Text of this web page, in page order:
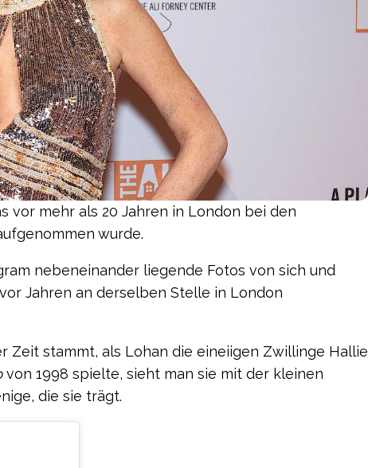
vor mehr als 20 Jahren in London bei den
wurde.
nebeneinander liegende Fotos von sich und
Jahren an derselben Stelle in London
Zeit stammt, als Lohan die eineiigen Zwillinge Hallie
von 1998 spielte, sieht man sie mit der kleinen
die sie trägt.